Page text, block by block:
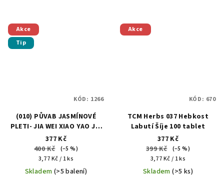
Akce
Tip
(010) PŮVAB JASMÍNOVÉ
PLETI- JIA WEI XIAO YAO JIA
JIAN WAN 100 tablet
377 Kč
400 Kč
(–5 %)
Měrná
cena:
3,77 Kč / 1 ks
Skladem (>5 balení)
KÓD: 1266
Akce
TCM Herbs 037 Hebkost
Labutí Šíje 100 tablet
377 Kč
399 Kč
(–5 %)
Měrná
cena:
3,77 Kč / 1 ks
Skladem(>5 ks)
KÓD: 670